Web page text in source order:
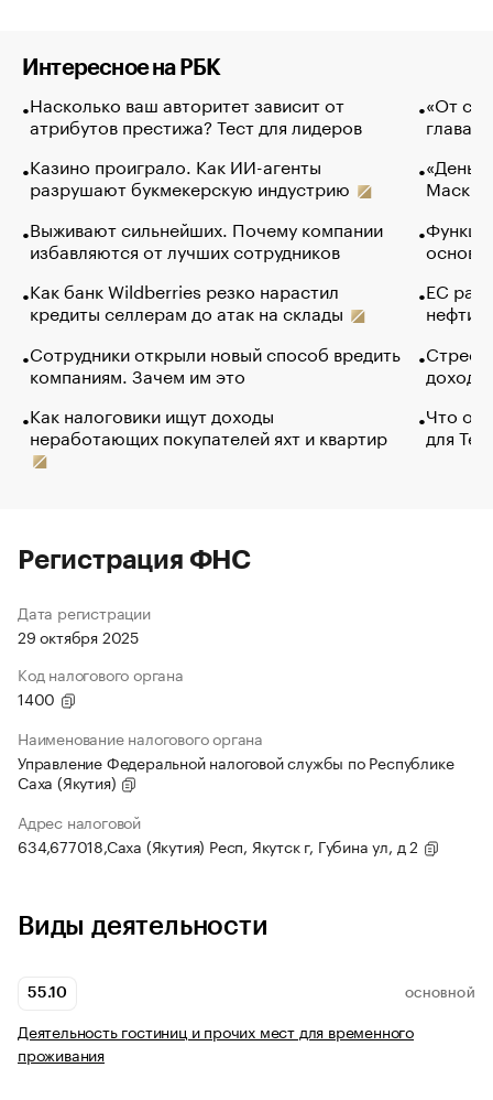
Интересное на РБК
Насколько ваш авторитет зависит от
атрибутов престижа? Тест для лидеров
Казино проиграло. Как ИИ-агенты
разрушают букмекерскую индустрию
Выживают сильнейших. Почему компании
избавляются от лучших сотрудников
Как банк Wildberries резко нарастил
кредиты селлерам до атак на склады
Сотрудники открыли новый способ вредить
компаниям. Зачем им это
Как налоговики ищут доходы
неработающих покупателей яхт и квартир
«От
глава
Маск в
основ
ЕС
нефти
Что
для
Регистрация ФНС
Дата регистрации
29 октября 2025
Код налогового органа
1400
Наименование налогового органа
Управление Федеральной налоговой службы по Республике
Саха (Якутия)
Адрес налоговой
634,677018,Саха (Якутия) Респ, Якутск г, Губина ул, д 2
Виды деятельности
55.10 ОСНОВНОЙ
Деятельность гостиниц и прочих мест для временного
проживания